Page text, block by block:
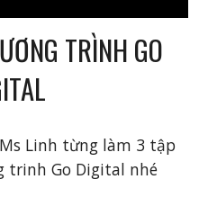
TRÌNH GO
Linh từng làm 3 tập
trinh Go Digital nhé